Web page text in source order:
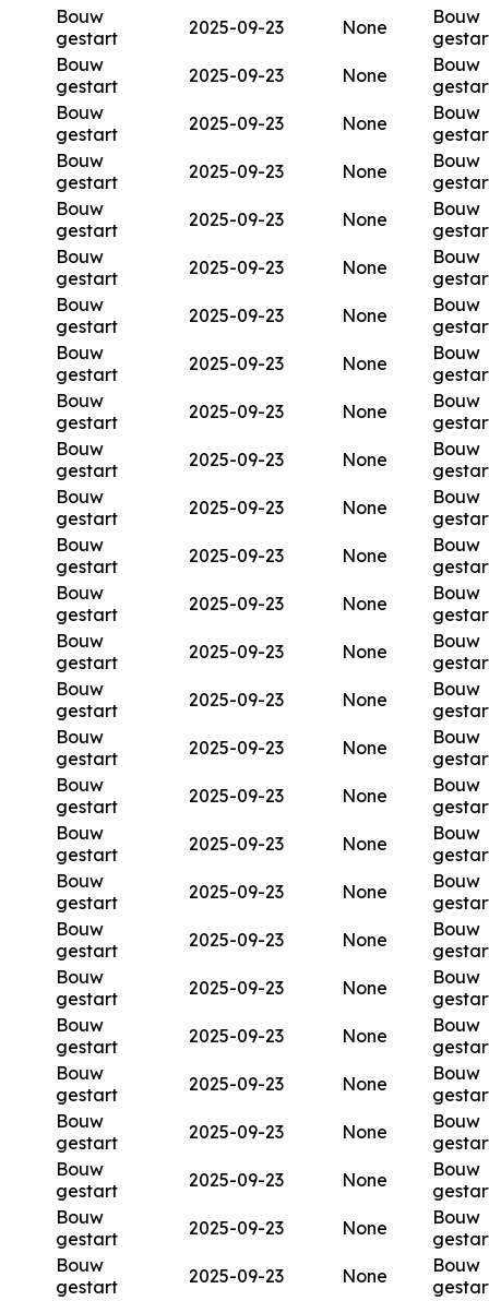
Bouw
gestart
2025-09-23 None
Bouw
Bouw
gestart
2025-09-23 None
Bouw
Bouw
gestart
2025-09-23 None
Bouw
Bouw
gestart
2025-09-23 None
Bouw
Bouw
gestart
2025-09-23 None
Bouw
Bouw
gestart
2025-09-23 None
Bouw
Bouw
gestart
2025-09-23 None
Bouw
Bouw
gestart
2025-09-23 None
Bouw
Bouw
gestart
2025-09-23 None
Bouw
Bouw
gestart
2025-09-23 None
Bouw
Bouw
gestart
2025-09-23 None
Bouw
Bouw
gestart
2025-09-23 None
Bouw
Bouw
gestart
2025-09-23 None
Bouw
Bouw
gestart
2025-09-23 None
Bouw
Bouw
gestart
2025-09-23 None
Bouw
Bouw
gestart
2025-09-23 None
Bouw
Bouw
gestart
2025-09-23 None
Bouw
Bouw
gestart
2025-09-23 None
Bouw
Bouw
gestart
2025-09-23 None
Bouw
Bouw
gestart
2025-09-23 None
Bouw
Bouw
gestart
2025-09-23 None
Bouw
Bouw
gestart
2025-09-23 None
Bouw
Bouw
gestart
2025-09-23 None
Bouw
Bouw
gestart
2025-09-23 None
Bouw
Bouw
gestart
2025-09-23 None
Bouw
Bouw
gestart
2025-09-23 None
Bouw
Bouw
gestart
2025-09-23 None
Bouw